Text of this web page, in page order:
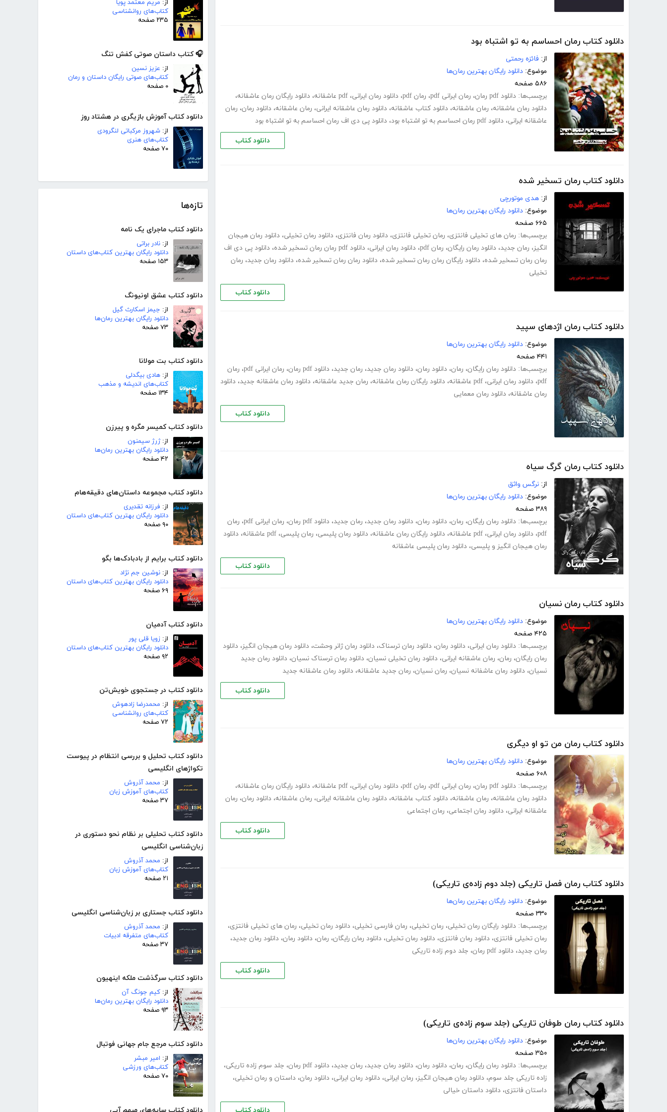
از: مریم معتمد پویا
کتاب‌های روانشناسی
۲۳۵ صفحه
🎧 کتاب داستان صوتی کفش تنگ
از: عزیز نسین
کتاب‌های صوتی رایگان داستان و رمان
۰ صفحه
دانلود کتاب آموزش بازیگری در هشتاد روز
از: شهروز مرکباتی لنگرودی
کتاب‌های هنری
۷۰ صفحه
تازه‌ها
دانلود کتاب ماجرای یک نامه
از: نادر براتی
دانلود رایگان بهترین کتاب‌های داستان
۱۵۳ صفحه
دانلود کتاب عشق اونیونگ
از: جیمز اسکارث گیل
دانلود رایگان بهترین رمان‌ها
۷۳ صفحه
دانلود کتاب بت مولانا
از: هادی بیگدلی
کتاب‌های اندیشه و مذهب
۱۳۴ صفحه
دانلود کتاب کمیسر مگره و پیرزن
از:ژرژ سیمنون
دانلود رایگان بهترین رمان‌ها
۴۲ صفحه
دانلود کتاب مجموعه داستان‌های دقیقه‌هام
از: فرزانه تقدیری
دانلود رایگان بهترین کتاب‌های داستان
۹۰ صفحه
دانلود کتاب برایم از بادبادک‌ها بگو
از: نوشین جم نژاد
دانلود رایگان بهترین کتاب‌های داستان
۶۹ صفحه
دانلود کتاب آدمیان
از: زویا قلی پور
دانلود رایگان بهترین کتاب‌های داستان
۹۲ صفحه
دانلود کتاب در جستجوی خویش‌تن
از: محمدرضا زادهوش
کتاب‌های روانشناسی
۷۲ صفحه
دانلود کتاب تحلیل و بررسی انتظام در پیوست
تکواژهای انگلیسی
از: محمد آذروش
کتاب‌های آموزش زبان
۳۷ صفحه
دانلود کتاب تحلیلی بر نظام نحو دستوری در
زبان‌شناسی انگلیسی
از: محمد آذروش
کتاب‌های آموزش زبان
۲۱ صفحه
دانلود کتاب جستاری بر زبان‌شناسی انگلیسی
از: محمد آذروش
کتاب‌های متفرقه ادبیات
۳۷ صفحه
دانلود کتاب سرگذشت ملکه اینهیون
از: کیم جونگ آن
دانلود رایگان بهترین رمان‌ها
۹۳ صفحه
دانلود کتاب مرجع جام جهانی فوتبال
از: امیر مبشر
کتاب‌های ورزشی
۷۰ صفحه
دانلود کتاب سایه‌های مبهم آبی
دانلود کتاب رمان احساسم به تو اشتباه بود
از: فائزه رحمتی
موضوع: دانلود رایگان بهترین رمان‌ها
۵۸۶ صفحه
برچسب‌ها: دانلود pdf رمان ، رمان ایرانی pdf ، رمان pdf ، دانلود رمان ایرانی، pdf عاشقانه ، دانلود رایگان رمان عاشقانه،
دانلود رمان عاشقانه، رمان عاشقانه، دانلود کتاب عاشقانه، دانلود رمان عاشقانه ایرانی، رمان عاشقانه، دانلود رمان، رمان
عاشقانه ایرانی، دانلود pdf رمان احساسم به تو اشتباه بود ، دانلود پی دی اف رمان احساسم به تو اشتباه بود
دانلود کتاب
دانلود کتاب رمان تسخیر شده
از: هدی موتورچی
موضوع: دانلود رایگان بهترین رمان‌ها
۶۶۵ صفحه
برچسب‌ها: رمان های تخیلی فانتزی، رمان تخیلی فانتزی، دانلود رمان فانتزی، دانلود رمان تخیلی، دانلود رمان هیجان
انگیز، رمان جدید، دانلود رمان رایگان، رمان pdf ، دانلود رمان ایرانی، دانلود pdf رمان رمان تسخیر شده ، دانلود پی دی اف
رمان رمان تسخیر شده، دانلود رایگان رمان رمان تسخیر شده، دانلود رمان رمان تسخیر شده، دانلود رمان جدید، رمان
تخیلی
دانلود کتاب
دانلود کتاب رمان اژدهای سپید
موضوع: دانلود رایگان بهترین رمان‌ها
۴۴۱ صفحه
برچسب‌ها: دانلود رمان رایگان، رمان، دانلود رمان، دانلود رمان جدید، رمان جدید، دانلود pdf رمان ، رمان ایرانی pdf ، رمان
pdf، دانلود رمان ایرانی، pdf عاشقانه ، دانلود رایگان رمان عاشقانه، رمان جدید عاشقانه، دانلود رمان عاشقانه جدید، دانلود
رمان عاشقانه، دانلود رمان معمایی
دانلود کتاب
دانلود کتاب رمان گرگ سیاه
از: نرگس واثق
موضوع: دانلود رایگان بهترین رمان‌ها
۳۸۹ صفحه
برچسب‌ها: دانلود رمان رایگان، رمان، دانلود رمان، دانلود رمان جدید، رمان جدید، دانلود pdf رمان ، رمان ایرانی pdf ، رمان
pdf، دانلود رمان ایرانی، pdf عاشقانه ، دانلود رایگان رمان عاشقانه، دانلود رمان پلیسی، رمان پلیسی، pdf عاشقانه ، دانلود
رمان هیجان انگیز و پلیسی، دانلود رمان پلیسی عاشقانه
دانلود کتاب
دانلود کتاب رمان نسیان
موضوع: دانلود رایگان بهترین رمان‌ها
۴۲۵ صفحه
برچسب‌ها: دانلود رمان ایرانی، دانلود رمان، دانلود رمان ترسناک، دانلود رمان ژانر وحشت، دانلود رمان هیجان انگیز، دانلود
رمان رایگان، رمان، رمان عاشقانه ایرانی، دانلود رمان تخیلی نسیان، دانلود رمان ترسناک نسیان، دانلود رمان جدید
نسیان، دانلود رمان عاشفانه نسیان، رمان نسیان، رمان جدید عاشقانه، دانلود رمان عاشقانه جدید
دانلود کتاب
دانلود کتاب رمان من تو او دیگری
موضوع: دانلود رایگان بهترین رمان‌ها
۶۰۸ صفحه
برچسب‌ها: دانلود pdf رمان ، رمان ایرانی pdf ، رمان pdf ، دانلود رمان ایرانی، pdf عاشقانه ، دانلود رایگان رمان عاشقانه،
دانلود رمان عاشقانه، رمان عاشقانه، دانلود کتاب عاشقانه، دانلود رمان عاشقانه ایرانی، رمان عاشقانه، دانلود رمان، رمان
عاشقانه ایرانی، دانلود رمان اجتماعی، رمان اجتماعی
دانلود کتاب
دانلود کتاب رمان فصل تاریکی (جلد دوم زاده‌ی تاریکی)
موضوع: دانلود رایگان بهترین رمان‌ها
۳۳۰ صفحه
برچسب‌ها: دانلود رایگان رمان تخیلی، رمان تخیلی، رمان فارسی تخیلی، دانلود رمان تخیلی، رمان های تخیلی فانتزی،
رمان تخیلی فانتزی، دانلود رمان فانتزی، دانلود رمان تخیلی، دانلود رمان رایگان، رمان، دانلود رمان، دانلود رمان جدید،
رمان جدید، دانلود pdf رمان ، جلد دوم زاده تاریکی
دانلود کتاب
دانلود کتاب رمان طوفان تاریکی (جلد سوم زاده‌ی تاریکی)
موضوع: دانلود رایگان بهترین رمان‌ها
۳۵۰ صفحه
برچسب‌ها: دانلود رمان رایگان، رمان، دانلود رمان، دانلود رمان جدید، رمان جدید، دانلود pdf رمان ، جلد سوم زاده تاریکی،
زاده تاریکی جلد سوم، دانلود رمان هیجان انگیز، رمان ایرانی، دانلود رمان ایرانی، دانلود رمان، داستان و رمان تخیلی،
داستان فانتزی، دانلود داستان خیالی